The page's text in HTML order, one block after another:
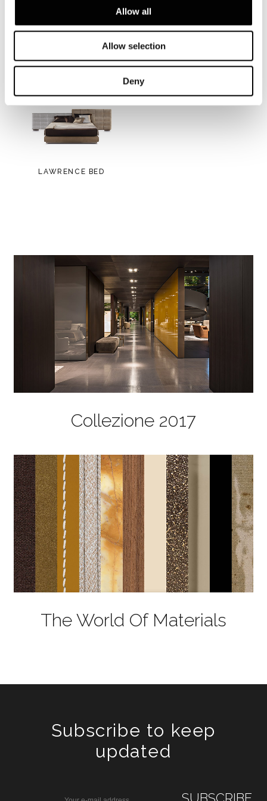
Allow all
Allow selection
Deny
View more
LAWRENCE BED
Collezione 2017
The World Of Materials
Subscribe to keep
updated